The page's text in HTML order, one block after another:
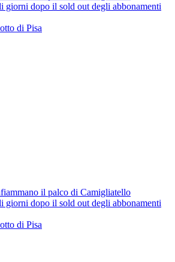
giorni dopo il sold out degli abbonamenti
di Pisa
il palco di Camigliatello
giorni dopo il sold out degli abbonamenti
di Pisa